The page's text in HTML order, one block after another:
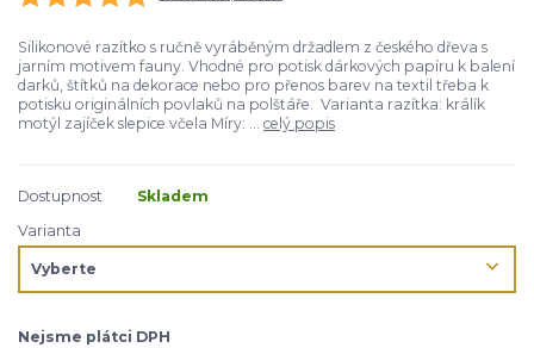
Silikonové razítko s ručně vyráběným držadlem z českého dřeva s
jarním motivem fauny. Vhodné pro potisk dárkových papíru k balení
darků, štítků na dekorace nebo pro přenos barev na textil třeba k
potisku originálních povlaků na polštáře. Varianta razítka: králík
motýl zajíček slepice včela Míry: ... celý popis
Dostupnost
Skladem
Varianta
Nejsme plátci DPH